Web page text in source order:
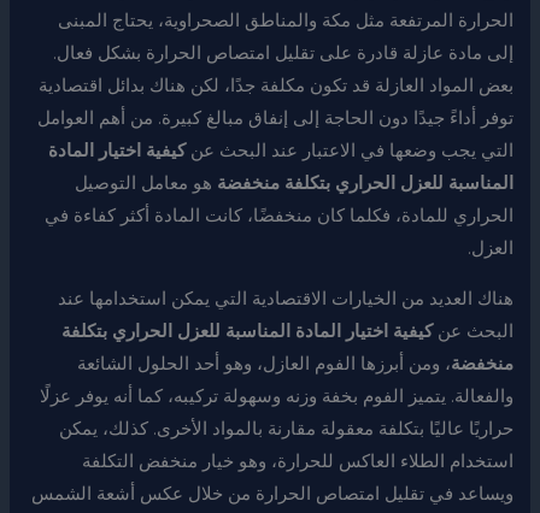
الحرارة المرتفعة مثل مكة والمناطق الصحراوية، يحتاج المبنى
إلى مادة عازلة قادرة على تقليل امتصاص الحرارة بشكل فعال.
بعض المواد العازلة قد تكون مكلفة جدًا، لكن هناك بدائل اقتصادية
توفر أداءً جيدًا دون الحاجة إلى إنفاق مبالغ كبيرة. من أهم العوامل
التي يجب وضعها في الاعتبار عند البحث عنكيفية اختيار المادة
المناسبة للعزل الحراري بتكلفة منخفضة هو معامل التوصيل
الحراري للمادة، فكلما كان منخفضًا، كانت المادة أكثر كفاءة في
العزل.
هناك العديد من الخيارات الاقتصادية التي يمكن استخدامها عند
البحث عنكيفية اختيار المادة المناسبة للعزل الحراري بتكلفة
منخفضة، ومن أبرزها الفوم العازل، وهو أحد الحلول الشائعة
والفعالة. يتميز الفوم بخفة وزنه وسهولة تركيبه، كما أنه يوفر عزلًا
حراريًا عاليًا بتكلفة معقولة مقارنة بالمواد الأخرى. كذلك، يمكن
استخدام الطلاء العاكس للحرارة، وهو خيار منخفض التكلفة
ويساعد في تقليل امتصاص الحرارة من خلال عكس أشعة الشمس